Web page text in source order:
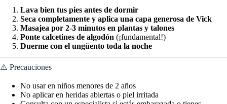
Lava bien tus pies antes de dormir
Seca completamente y aplica una capa generosa de Vick
Masajea por 2-3 minutos en plantas y talones
Ponte calcetines de algodón (¡fundamental!)
Duerme con el ungüento toda la noche
⚠️ Precauciones
No usar en niños menores de 2 años
No aplicar en heridas abiertas o piel irritada